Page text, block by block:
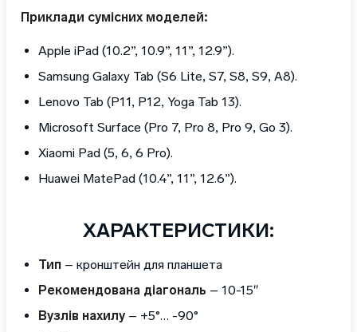
Приклади сумісних моделей:
Apple iPad (10.2”, 10.9”, 11”, 12.9”).
Samsung Galaxy Tab (S6 Lite, S7, S8, S9, A8).
Lenovo Tab (P11, P12, Yoga Tab 13).
Microsoft Surface (Pro 7, Pro 8, Pro 9, Go 3).
Xiaomi Pad (5, 6, 6 Pro).
Huawei MatePad (10.4”, 11”, 12.6”).
ХАРАКТЕРИСТИКИ:
Тип– кронштейн для планшета
Рекомендована діагональ – 10-15″
Вузлів нахилу– +5°… -90°